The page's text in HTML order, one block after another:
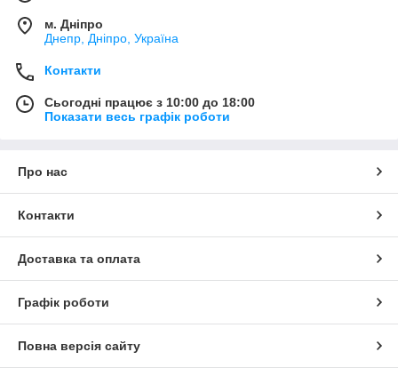
м. Дніпро
Днепр, Дніпро, Україна
Контакти
Сьогодні працює з 10:00 до 18:00
Показати весь графік роботи
Про нас
Контакти
Доставка та оплата
Графік роботи
Повна версія сайту